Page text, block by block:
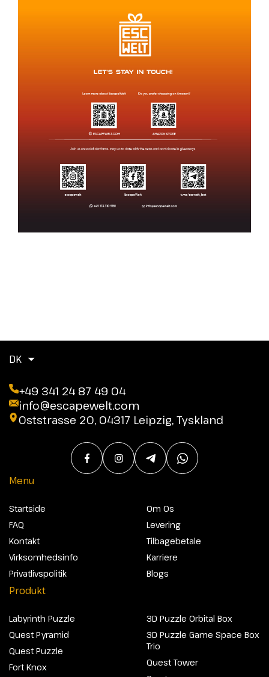
DK
+49 341 24 87 49 04
info@escapewelt.com
Oststrasse 20, 04317 Leipzig, Tyskland
Menu
Startside
FAQ
Kontakt
Virksomhedsinfo
Privatlivspolitik
Om Os
Levering
Tilbagebetale
Karriere
Blogs
Produkt
Labyrinth Puzzle
Quest Pyramid
Quest Puzzle
Fort Knox
3D Puzzle Orbital Box
3D Puzzle Game Space Box
Trio
Quest Tower